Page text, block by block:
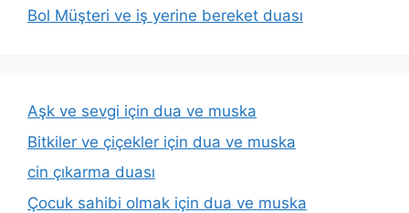
Bol Müşteri ve iş yerine bereket duası
Aşk ve sevgi için dua ve muska
Bitkiler ve çiçekler için dua ve muska
cin çıkarma duası
Çocuk sahibi olmak için dua ve muska